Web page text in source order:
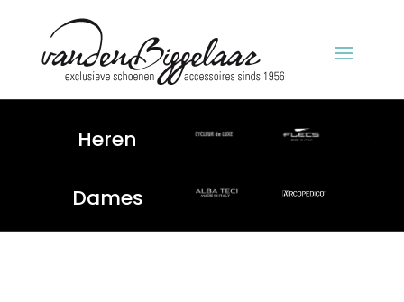
Heren
Dames